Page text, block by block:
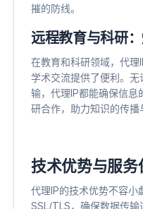
摧的防线。
远程教育与科研
在教育和科研领域，代
学术交流提供了便利。
输，代理IP都能确保信息
研合作，助力知识的传播
技术优势与服务
代理IP的技术优势不容小
SSL/TLS，确保数据传